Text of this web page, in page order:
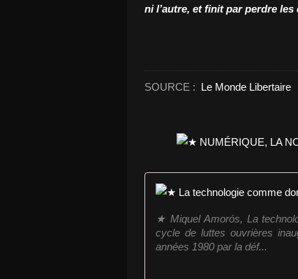
ni l’autre, et finit par perdre les
SOURCE : Le Monde Libertaire
★ Miquel Amorós, La
cycle de luttes ouvrières
années 1980 par la déf...